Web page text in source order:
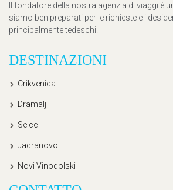
Il fondatore della nostra agenzia di viaggi è
siamo ben preparati per le richieste e i
principalmente tedeschi.
DESTINAZIONI
Crikvenica
Dramalj
Selce
Jadranovo
Novi Vinodolski